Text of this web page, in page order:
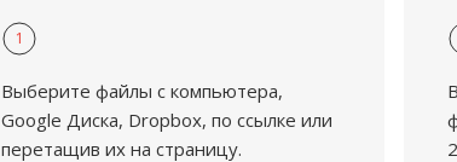
1
Выберите файлы с компьютера,
Google Диска, Dropbox, по ссылке или
перетащив их на страницу.